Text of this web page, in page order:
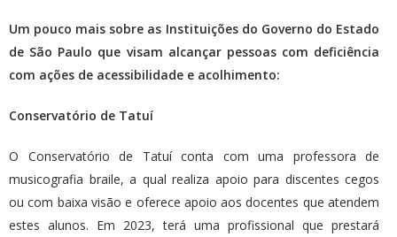
Um pouco mais sobre as Instituições do Governo do Estado
de São Paulo que visam alcançar pessoas com deficiência
com ações de acessibilidade e acolhimento:
Conservatório de Tatuí
O Conservatório de Tatuí conta com uma professora de
musicografia braile, a qual realiza apoio para discentes cegos
ou com baixa visão e oferece apoio aos docentes que atendem
estes alunos. Em 2023, terá uma profissional que prestará